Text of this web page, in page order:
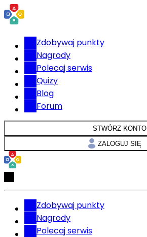
Zdobywaj punkty
Nagrody
Polecaj serwis
Quizy
Blog
Forum
STWÓRZ KONTO
ZALOGUJ SIĘ
Zdobywaj punkty
Nagrody
Polecaj serwis